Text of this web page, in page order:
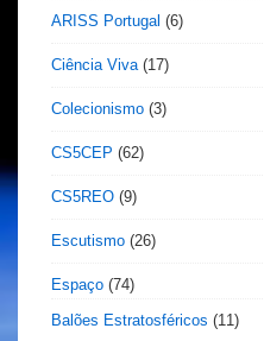
ARISS Portugal (6)
Ciência Viva(17)
Colecionismo (3)
CS5CEP (62)
CS5REO (9)
Escutismo (26)
Espaço (74)
Balões Estratosféricos (11)